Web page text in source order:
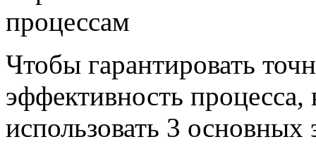
процессам
Чтобы гарантировать
эффективность
использовать 3 основных